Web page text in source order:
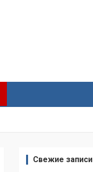
Свежие записи